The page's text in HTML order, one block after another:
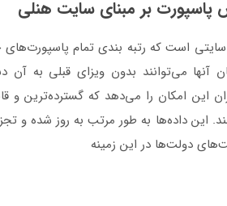
پاسپورت بر مبنای سایت هنلی
آنها می‌توانند بدون ویزای قبلی
این امکان را می‌دهد که گسترده‌ترین و
این داده‌ها به طور مرتب به روز شده و
دولت‌ها در این زمینه